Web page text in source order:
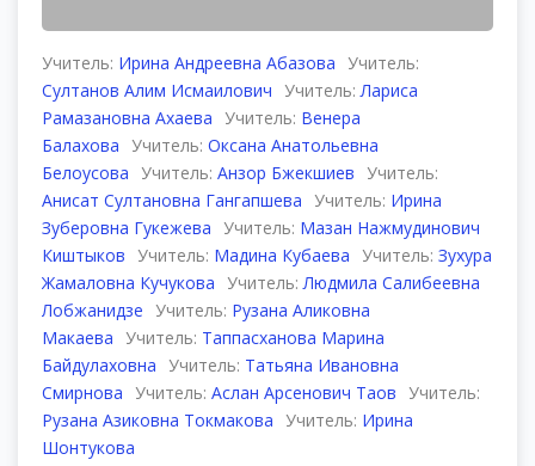
Учитель: Ирина Андреевна Абазова Учитель:
Султанов Алим Исмаилович Учитель:Лариса
Рамазановна Ахаева Учитель: Венера
Балахова Учитель: Оксана Анатольевна
Белоусова Учитель: Анзор Бжекшиев Учитель:
Анисат Султановна Гангапшева Учитель: Ирина
Зуберовна Гукежева Учитель: Мазан Нажмудинович
Киштыков Учитель: Мадина Кубаева Учитель: Зухура
Жамаловна Кучукова Учитель:Людмила Салибеевна
Лобжанидзе Учитель: Рузана Аликовна
Макаева Учитель: Таппасханова Марина
Байдулаховна Учитель: Татьяна Ивановна
Смирнова Учитель: Аслан Арсенович Таов Учитель:
Рузана Азиковна Токмакова Учитель: Ирина
Шонтукова